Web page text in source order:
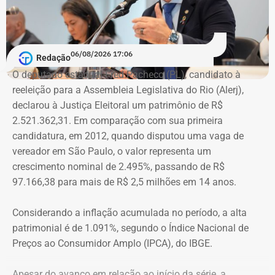
combate. Ou seja, juízes, assistentes sociais e psicólogos
que atuem com as mulheres que são vítimas de
agressões”, argumentou.
A atriz foi a primeira mulher a receber o benefício do
“botão do pânico”, ferramenta criada em 2019 pela
Polícia Militar do Rio. O objeto é conectado a uma
tornozeleira eletrônica usada pelo agressor. Em caso de
aproximação, a central de monitoramento é acionada e
entra em contato com a vítima e o agressor por telefone.
Na declaração apresentada em 2018, quando terminou a
eleição como suplente, Elton Cristo informou possuir três
veículos, um consórcio não contemplado e depósitos em
conta corrente, totalizando R$ 378,4 mil.
Quatro anos depois, nas eleições de 2022, quando voltou
a disputar uma vaga na Assembleia Legislativa (Alerj) e
novamente ficou como suplente, o patrimônio declarado
saltou para R$ 1.658.540,00. Na ocasião, os bens
mil, uma chácara de R$ 400 mil, dois veículos que
somavam R$ 647,3 mil e participações societárias em
empresas do ramo de alimentação.
Redação06/08/2026 17:06
O deputado estadual Fred Pacheco (PL), candidato à
reeleição para a Assembleia Legislativa do Rio (Alerj),
declarou à Justiça Eleitoral um patrimônio de R$
2.521.362,31. Em comparação com sua primeira
candidatura, em 2012, quando disputou uma vaga de
vereador em São Paulo, o valor representa um
crescimento nominal de 2.495%, passando de R$
97.166,38 para mais de R$ 2,5 milhões em 14 anos.
Considerando a inflação acumulada no período, a alta
patrimonial é de 1.091%, segundo o Índice Nacional de
Preços ao Consumidor Amplo (IPCA), do IBGE.